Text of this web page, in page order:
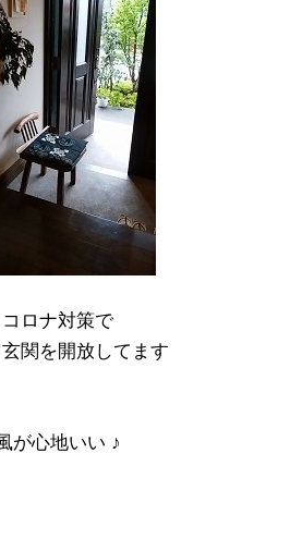
コロナ対策で
関を開放してます
が心地いい ♪